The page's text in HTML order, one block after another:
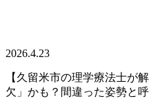
2026.4.23
【久留米市の理学療法士が
欠」かも？間違った姿勢と